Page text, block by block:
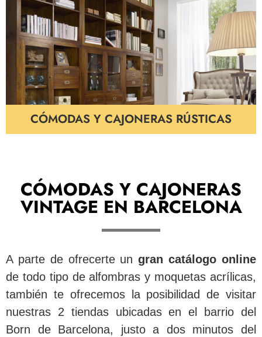
CÓMODAS Y CAJONERAS RÚSTICAS
CÓMODAS Y CAJONERAS
VINTAGE EN BARCELONA
A parte de ofrecerte ungran catálogo online
de todo tipo de alfombras y moquetas acrílicas,
también te ofrecemos la posibilidad de visitar
nuestras 2 tiendas ubicadas en el barrio del
Born de Barcelona, justo a dos minutos del